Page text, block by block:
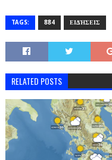
TAGS: 884 ΕΙΔΉΣΕΙΣ
RELATED POSTS